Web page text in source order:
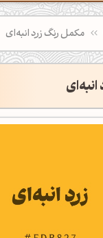
مکمل رنگ زرد انبه‌ای